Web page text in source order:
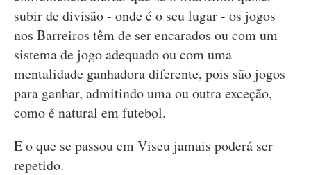
subir de divisão - onde é o seu lugar - os jogos
nos Barreiros têm de ser encarados ou com um
sistema de jogo adequado ou com uma
mentalidade ganhadora diferente, pois são jogos
para ganhar, admitindo uma ou outra exceção,
como é natural em futebol.
E o que se passou em Viseu jamais poderá ser
repetido.